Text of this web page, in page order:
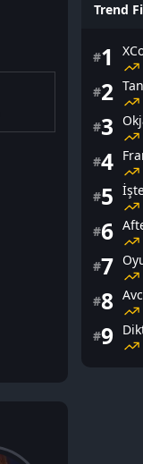
Trend
#1
#2
#3
#4
#5
#6
#7
#8
#9